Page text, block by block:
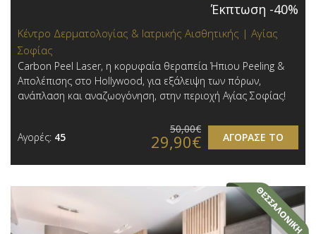
Έκπτωση -40%
Κέντρο Δερματολογίας & Ιατρικής Αισθητικής | Αγίας
Σοφίας
Carbon Peel Laser, η κορυφαία θεραπεία Ήπιου Peeling &
Απολέπισης στο Hollywood, για εξάλειψη των πόρων,
ανάπλαση και αναζωογόνηση, στην περιοχή Αγίας Σοφίας!
Αγορές: 45 ΑΓΟΡΑΣΕ ΤΟ
50,00€
29,90€